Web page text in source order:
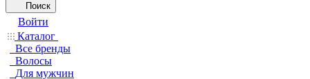
Поиск
Войти
Каталог
Все бренды
Волосы
Для мужчин